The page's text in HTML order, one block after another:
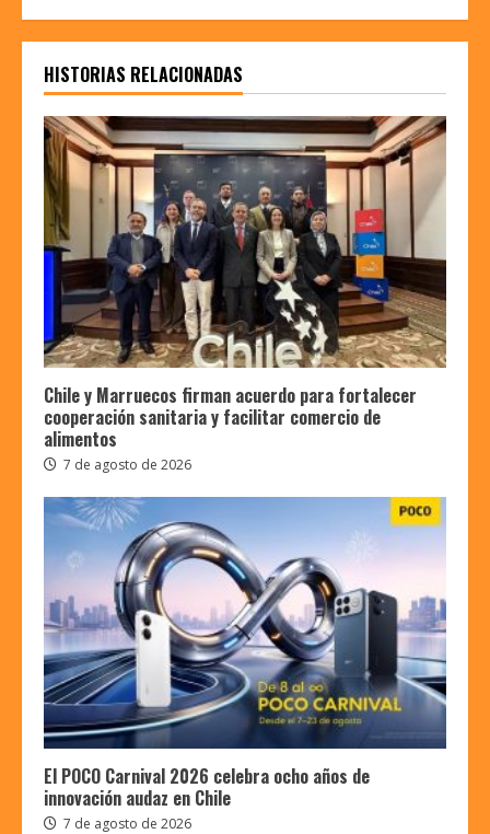
HISTORIAS RELACIONADAS
Chile y Marruecos firman acuerdo para fortalecer
cooperación sanitaria y facilitar comercio de
alimentos
7 de agosto de 2026
El POCO Carnival 2026 celebra ocho años de
innovación audaz en Chile
7 de agosto de 2026